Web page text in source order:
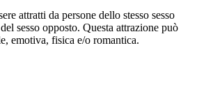
attratti da persone dello stesso sesso
sesso opposto. Questa attrazione può
emotiva, fisica e/o romantica.